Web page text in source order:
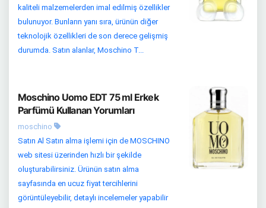
kaliteli malzemelerden imal edilmiş özellikler
bulunuyor. Bunların yanı sıra, ürünün diğer
teknolojik özellikleri de son derece gelişmiş
durumda. Satın alanlar, Moschino T...
Moschino Uomo EDT 75 ml Erkek
Parfümü Kullanan Yorumları
moschino
Satın Al Satın alma işlemi için de MOSCHINO
web sitesi üzerinden hızlı bir şekilde
oluşturabilirsiniz. Ürünün satın alma
sayfasında en ucuz fiyat tercihlerini
görüntüleyebilir, detaylı incelemeler yapabilir